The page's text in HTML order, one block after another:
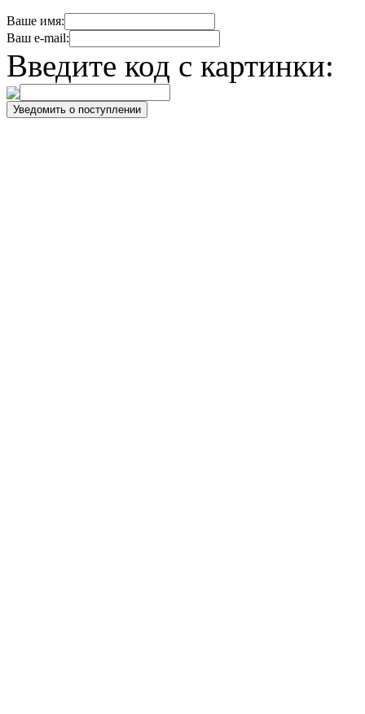
Ваше имя:
Ваш e-mail:
Введите код с картинки: